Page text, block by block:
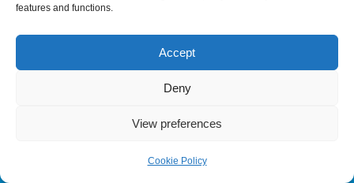
features and functions.
Accept
Deny
View preferences
Cookie Policy